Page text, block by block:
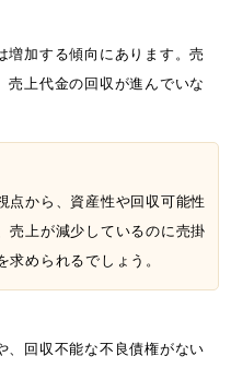
増加する傾向にあります。売
売上代金の回収が進んでいな
点から、資産性や回収可能性
売上が減少しているのに売掛
められるでしょう。
、回収不能な不良債権がない